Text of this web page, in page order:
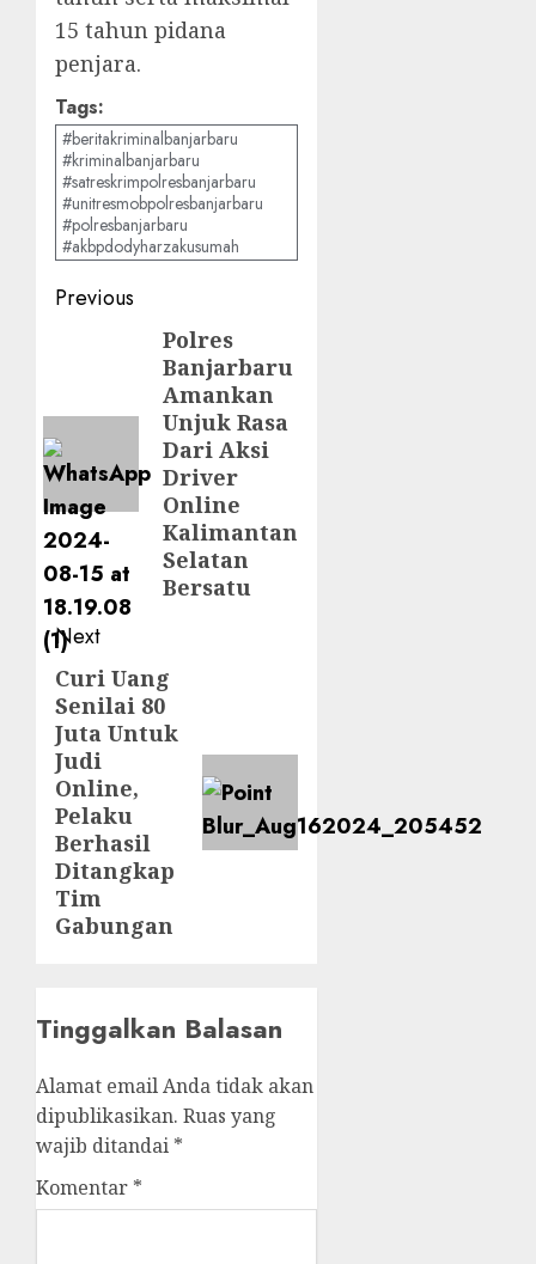
15 tahun pidana
penjara.
Tags:
#beritakriminalbanjarbaru
#kriminalbanjarbaru
#satreskrimpolresbanjarbaru
#unitresmobpolresbanjarbaru
#polresbanjarbaru
#akbpdodyharzakusumah
Previous
Polres
Banjarbaru
Amankan
Unjuk Rasa
Dari Aksi
Driver
Online
Kalimantan
Selatan
Bersatu
Next
Curi Uang
Senilai 80
Juta Untuk
Judi
Online,
Pelaku
Berhasil
Ditangkap
Tim
Gabungan
Tinggalkan Balasan
Alamat email Anda tidak akan
dipublikasikan. Ruas yang
wajib ditandai *
Komentar *